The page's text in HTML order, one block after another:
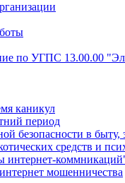
по УГПС 13.00.00
каникул
период
безопасности в быту,
средств и
интернет-
мошенничества